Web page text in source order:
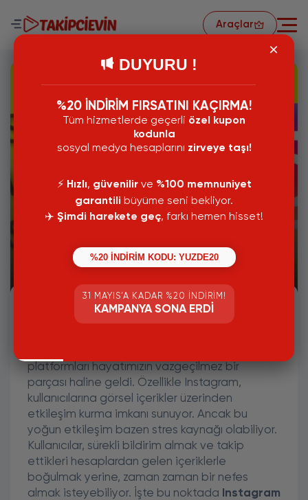
Araçlar
Instagram Sessize Alma: Sakin Mod
Instagram Sessize Alma: Sakin
platformları hayatımızın vazgeçilmez bir
parçası haline geldi. Özellikle Instagram,
kullanıcılarına görsel içerikler üzerinden
etkileşim kurma imkanı sunuyor. Ancak bu
yoğun etkileşim bazen stres kaynağı olabiliyor.
Kullanıcılar, sürekli bildirim almak ve takip
ettikleri hesaplardan gelen içeriklerle
boğulmak yerine, zaman zaman bir nefes
almak isteyebiliyor. İşte bu noktada Instagram
DUYURU !
%20 İNDİRİM FIRSATINI KAÇIRMA!
Tüm hizmetlerde geçerli özel kupon
kodunla
sosyal medya hesaplarını zirveye taşı!
⚡️ Hızlı, güvenilirve %100 memnuniyet
garantili büyüme seni bekliyor.
✈️ Şimdi harekete geç, farkı hemen hisset!
%20 İNDİRİM KODU: YUZDE20
31 MAYIS’A KADAR %20 İNDIRIM!
KAMPANYA SONA ERDI